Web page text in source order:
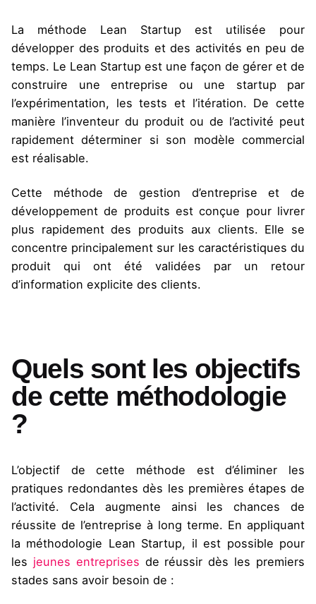
La méthode Lean Startup est utilisée pour
développer des produits et des activités en peu de
temps. Le Lean Startup est une façon de gérer et de
construire une entreprise ou une startup par
l’expérimentation, les tests et l’itération. De cette
manière l’inventeur du produit ou de l’activité peut
rapidement déterminer si son modèle commercial
est réalisable.
Cette méthode de gestion d’entreprise et de
développement de produits est conçue pour livrer
plus rapidement des produits aux clients. Elle se
concentre principalement sur les caractéristiques du
produit qui ont été validées par un retour
d’information explicite des clients.
Quels sont les objectifs
de cette méthodologie
?
L’objectif de cette méthode est d’éliminer les
pratiques redondantes dès les premières étapes de
l’activité. Cela augmente ainsi les chances de
réussite de l’entreprise à long terme. En appliquant
la méthodologie Lean Startup, il est possible pour
les jeunes entreprises de réussir dès les premiers
stades sans avoir besoin de :